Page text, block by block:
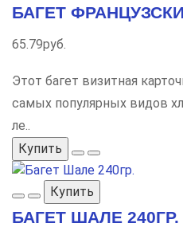
БАГЕТ
65.79руб.
Этот багет визитная
самых популярных видов
ле..
Купить
Купить
БАГЕТ ШАЛЕ 240ГР.